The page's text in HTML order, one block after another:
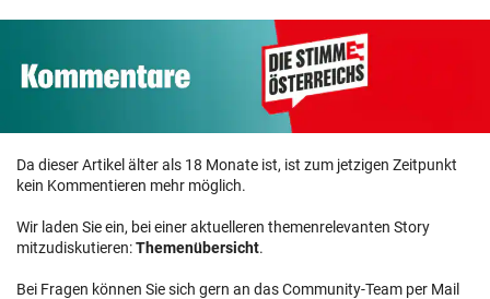
Da dieser Artikel älter als 18 Monate ist, ist zum jetzigen Zeitpunkt
kein Kommentieren mehr möglich.
Wir laden Sie ein, bei einer aktuelleren themenrelevanten Story
mitzudiskutieren:Themenübersicht.
Bei Fragen können Sie sich gern an das Community-Team per Mail